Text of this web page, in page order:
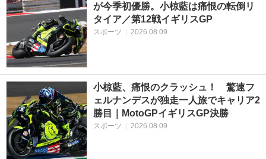
が今季初優勝。小椋藍は痛恨の転倒リ
タイア／第12戦イギリスGP
スポーツ 2026.08.09
小椋藍、痛恨のクラッシュ！ 驚速フ
ェルナンデスが独走一人旅でキャリア2
勝目｜MotoGPイギリスGP決勝
スポーツ 2026.08.09